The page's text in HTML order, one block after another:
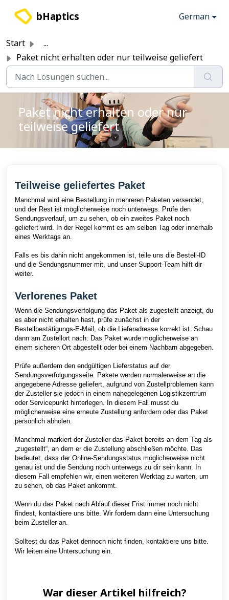
bHaptics German
Start
...
Paket nicht erhalten oder nur teilweise geliefert
Paket nicht erhalten oder nur
teilweise geliefert
Teilweise geliefertes Paket
Manchmal wird eine Bestellung in mehreren Paketen versendet,
und der Rest ist möglicherweise noch unterwegs. Prüfe den
Sendungsverlauf, um zu sehen, ob ein zweites Paket noch
geliefert wird. In der Regel kommt es am selben Tag oder innerhalb
eines Werktags an.
Falls es bis dahin nicht angekommen ist, teile uns die Bestell-ID
und die Sendungsnummer mit, und unser Support-Team hilft dir
weiter.
Verlorenes Paket
Wenn die Sendungsverfolgung das Paket als zugestellt anzeigt, du
es aber nicht erhalten hast, prüfe zunächst in der
Bestellbestätigungs-E-Mail, ob die Lieferadresse korrekt ist. Schau
dann am Zustellort nach: Das Paket wurde möglicherweise an
einem sicheren Ort abgestellt oder bei einem Nachbarn abgegeben.
Prüfe außerdem den endgültigen Lieferstatus auf der
Sendungsverfolgungsseite. Pakete werden normalerweise an die
angegebene Adresse geliefert, aufgrund von Zustellproblemen kann
der Zusteller sie jedoch in einem nahegelegenen Logistikzentrum
oder Servicepunkt hinterlegen. In diesem Fall musst du
möglicherweise eine erneute Zustellung anfordern oder das Paket
persönlich abholen.
Manchmal markiert der Zusteller das Paket bereits an dem Tag als
„zugestellt“, an dem er die Zustellung abschließen möchte. Das
bedeutet, dass der Online-Sendungsstatus möglicherweise nicht
genau ist und die Sendung noch unterwegs zu dir sein kann. In
diesem Fall empfehlen wir, einen weiteren Werktag zu warten, um
zu sehen, ob das Paket ankommt.
Wenn du das Paket nach Ablauf dieser Frist immer noch nicht
findest, kontaktiere uns bitte. Wir fordern dann eine Untersuchung
beim Zusteller an.
Solltest du das Paket dennoch nicht finden, kontaktiere uns bitte.
Wir leiten eine Untersuchung ein.
War dieser Artikel hilfreich?